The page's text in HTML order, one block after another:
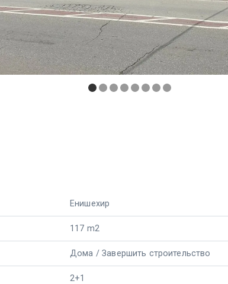
Енишехир
117 m2
Дома / Завершить строительство
2+1